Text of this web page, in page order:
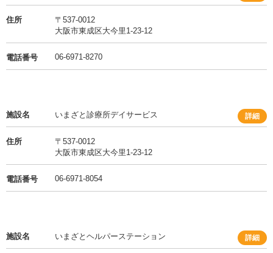
住所
〒537-0012
大阪市東成区大今里1-23-12
電話番号 06-6971-8270
施設名 いまざと診療所デイサービス 詳細
住所
〒537-0012
大阪市東成区大今里1-23-12
電話番号 06-6971-8054
施設名 いまざとヘルパーステーション 詳細